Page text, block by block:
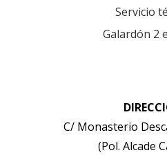
Servicio
Galardón 2
C/ Monasterio
(Pol. Alcade